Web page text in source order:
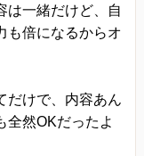
は一緒だけど、自
も倍になるからオ
だけで、内容あん
全然OKだったよ